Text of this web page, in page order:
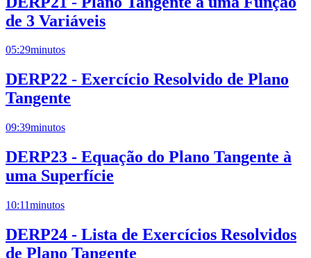
de 3 Variáveis
05:29minutos
DERP22 - Exercício Resolvido de Plano
Tangente
09:39minutos
DERP23 - Equação do Plano Tangente à
uma Superfície
10:11minutos
DERP24 - Lista de Exercícios Resolvidos
de Plano Tangente